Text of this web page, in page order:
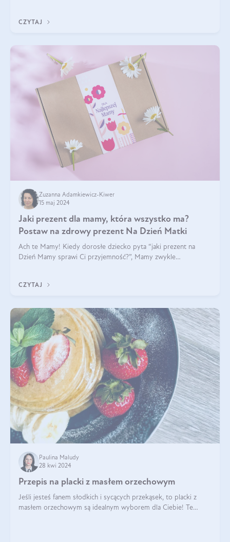
CZYTAJ
Zuzanna Adamkiewicz-Kiwer
15 maj 2024
Jaki prezent dla mamy, która wszystko ma?
Postaw na zdrowy prezent Na Dzień Matki
Ach te Mamy! Kiedy dorosłe dziecko pyta “jaki prezent na
Dzień Mamy sprawi Ci przyjemność?”, Mamy zwykle
CZYTAJ
Paulina Maludy
28 kwi 2024
Przepis na placki z masłem orzechowym
Jeśli jesteś fanem słodkich i sycących przekąsek, to placki z
masłem orzechowym są idealnym wyborem dla Ciebie! Te